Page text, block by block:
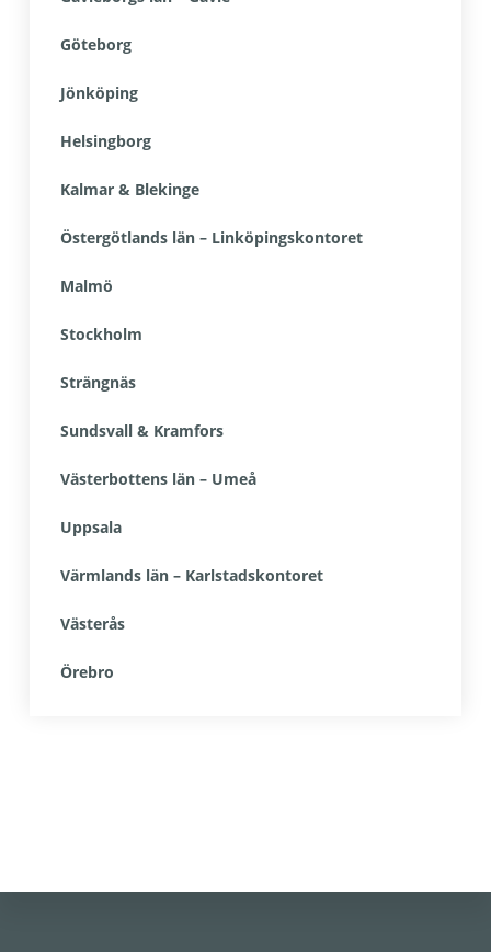
Göteborg
Jönköping
Helsingborg
Kalmar & Blekinge
Östergötlands län – Linköpingskontoret
Malmö
Stockholm
Strängnäs
Sundsvall & Kramfors
Västerbottens län – Umeå
Uppsala
Värmlands län – Karlstadskontoret
Västerås
Örebro